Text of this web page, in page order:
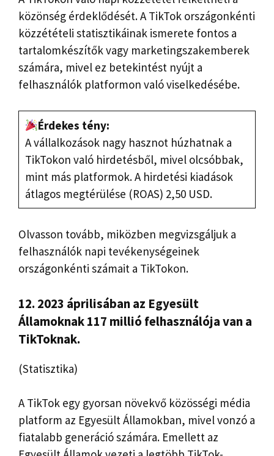
közönség érdeklődését. A TikTok országonkénti
közzétételi statisztikáinak ismerete fontos a
tartalomkészítők vagy marketingszakemberek
számára, mivel ez betekintést nyújt a
felhasználók platformon való viselkedésébe.
Érdekes tény:
A vállalkozások nagy hasznot húzhatnak a
TikTokon való hirdetésből, mivel olcsóbbak,
mint más platformok. A hirdetési kiadások
átlagos megtérülése (ROAS) 2,50 USD.
Olvasson tovább, miközben megvizsgáljuk a
felhasználók napi tevékenységeinek
országonkénti számait a TikTokon.
12. 2023 áprilisában az Egyesült
Államoknak 117 millió felhasználója van a
TikToknak.
(Statisztika)
A TikTok egy gyorsan növekvő közösségi média
platform az Egyesült Államokban, mivel vonzó a
fiatalabb generáció számára. Emellett az